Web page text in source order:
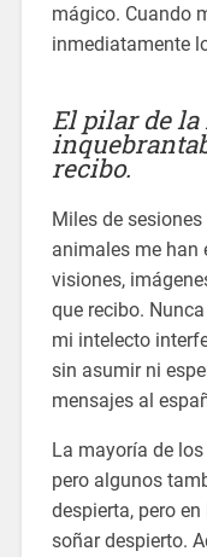
mágico. Cuando
inmediatamente
El pilar de
recibo.
Miles de
animales me han
visiones,
que recibo.
mi intelecto
sin asumir ni
mensajes al
La mayoría de
pero algunos
despierta, pero
soñar despierto.